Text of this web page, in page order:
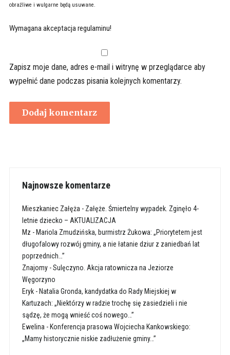
obraźliwe i wulgarne będą usuwane.
Wymagana akceptacja regulaminu!
Zapisz moje dane, adres e-mail i witrynę w przeglądarce aby
wypełnić dane podczas pisania kolejnych komentarzy.
Najnowsze komentarze
Mieszkaniec Załęża - Załęże. Śmiertelny wypadek. Zginęło 4-
letnie dziecko – AKTUALIZACJA
Mz - Mariola Zmudzińska, burmistrz Żukowa: „Priorytetem jest
długofalowy rozwój gminy, a nie łatanie dziur z zaniedbań lat
poprzednich…”
Znajomy-Sulęczyno. Akcja ratownicza na Jeziorze
Węgorzyno
Eryk- Natalia Gronda, kandydatka do Rady Miejskiej w
Kartuzach: „Niektórzy w radzie trochę się zasiedzieli i nie
sądzę, że mogą wnieść coś nowego…”
Ewelina - Konferencja prasowa Wojciecha Kankowskiego:
„Mamy historycznie niskie zadłużenie gminy…”